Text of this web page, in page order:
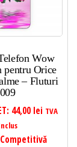
Wow
pentru Orice
– Fluturi
009
44,00 lei TVA